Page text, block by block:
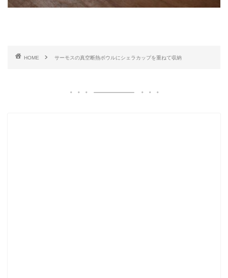
HOME サーモスの真空断熱ボウルにシェラカップを重ねて収納